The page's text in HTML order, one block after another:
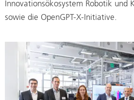
Innovationsökosystem Robotik und
sowie die OpenGPT-X-Initiative.